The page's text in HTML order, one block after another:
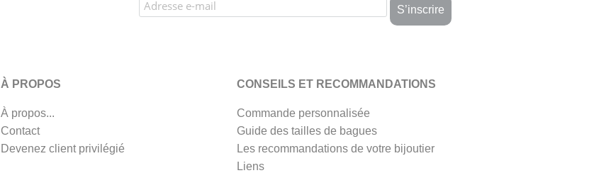
À PROPOS
À propos...
Contact
Devenez client privilégié
CONSEILS ET RECOMMANDATIONS
Commande personnalisée
Guide des tailles de bagues
Les recommandations de votre bijoutier
Liens